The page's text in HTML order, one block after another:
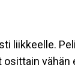
liikkeelle.